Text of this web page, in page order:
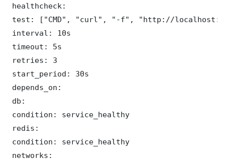
healthcheck:
test: ["CMD", "curl", "-f", "http://
interval: 10s
timeout: 5s
retries: 3
start_period: 30s
depends_on:
db:
condition: service_healthy
redis:
condition: service_healthy
networks: